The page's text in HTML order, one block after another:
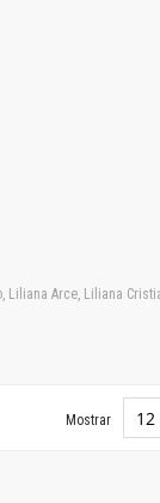
Arce, Liliana
Mostrar